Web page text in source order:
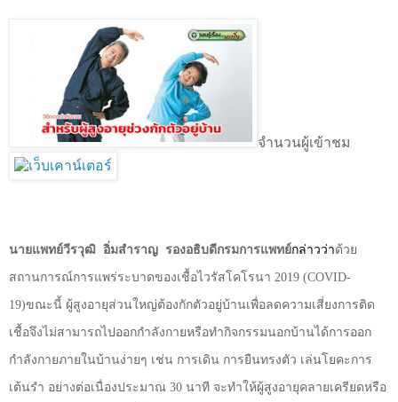
จำนวนผู้เข้าชม
นายแพทย์วีรวุฒิ อิ่มสำราญ รองอธิบดีกรมการแพทย์กล่าวว่าด้วย
สถานการณ์การแพร่ระบาดของเชื้อไวรัสโคโรนา 2019 (COVID-
19)ขณะนี้ ผู้สูงอายุส่วนใหญ่ต้องกักตัวอยู่บ้านเพื่อลดความเสี่ยงการติด
เชื้อจึงไม่สามารถไปออกกำลังกายหรือทำกิจกรรมนอกบ้านได้การออก
กำลังกายภายในบ้านง่ายๆ เช่น การเดิน การยืนทรงตัว เล่นโยคะการ
เต้นรำ อย่างต่อเนื่องประมาณ 30 นาที จะทำให้ผู้สูงอายุคลายเครียดหรือ